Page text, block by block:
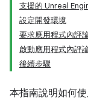
支援的 Unreal
設定開發環境
要求應用程式內評
啟動應用程式內評
後續步驟
本指南說明如何